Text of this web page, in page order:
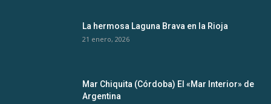
La hermosa Laguna Brava en la Rioja
21 enero, 2026
Mar Chiquita (Córdoba) El «Mar Interior» de
Argentina